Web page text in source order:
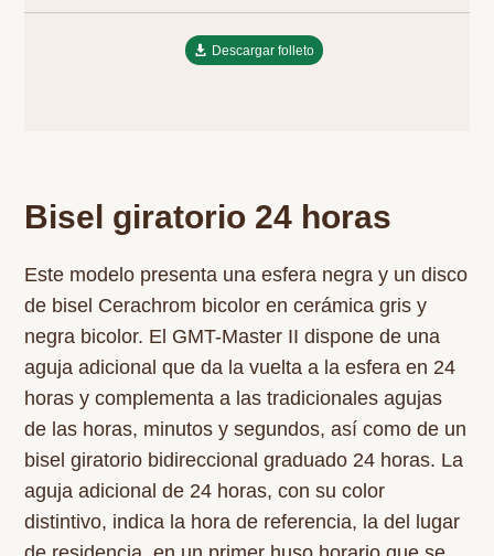
Descargar folleto
Bisel giratorio 24 horas
Este modelo presenta una esfera negra y un disco
de bisel Cerachrom bicolor en cerámica gris y
negra bicolor. El GMT-Master II dispone de una
aguja adicional que da la vuelta a la esfera en 24
horas y complementa a las tradicionales agujas
de las horas, minutos y segundos, así como de un
bisel giratorio bidireccional graduado 24 horas. La
aguja adicional de 24 horas, con su color
distintivo, indica la hora de referencia, la del lugar